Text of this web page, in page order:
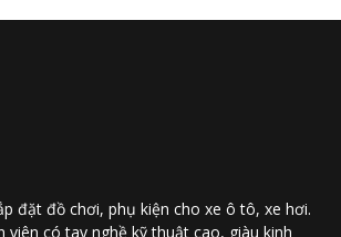
đặt đồ chơi, phụ kiện cho xe ô tô, xe hơi.
viên có tay nghề kỹ thuật cao, giàu kinh